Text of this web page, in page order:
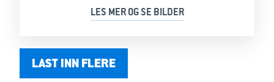
LES MER OG SE BILDER
LAST INN FLERE